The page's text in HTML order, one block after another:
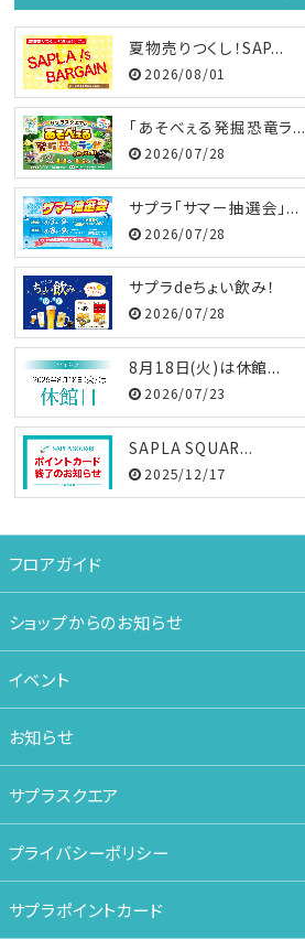
夏物売りつくし！SAP...
2026/08/01
「あそべぇる発掘恐竜ラ...
2026/07/28
サプラ「サマー抽選会」...
2026/07/28
サプラdeちょい飲み！
2026/07/28
8月18日(火)は休館...
2026/07/23
SAPLA SQUAR...
2025/12/17
フロアガイド
ショップからのお知らせ
イベント
お知らせ
サプラスクエア
プライバシーポリシー
サプラポイントカード